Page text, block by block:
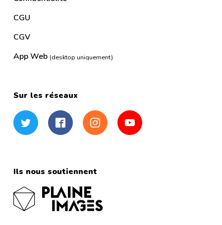
CGU
CGV
App Web (desktop uniquement)
Sur les réseaux
Twitter FacebookInstagramYouTube
Ils nous soutiennent